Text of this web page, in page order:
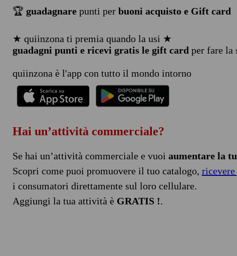
🏆 guadagnarepunti per buoni acquisto e Gift card
★ quiinzona ti premia quando la usi ★
guadagni punti e ricevi gratis le gift card per fare la
quiinzona è l'app con tutto il mondo intorno
Hai un’attività commerciale?
Se hai un’attività commerciale e vuoi aumentare la
Scopri come puoi promuovere il tuo catalogo,
i consumatori direttamente sul loro cellulare.
Aggiungi la tua attività è GRATIS !.